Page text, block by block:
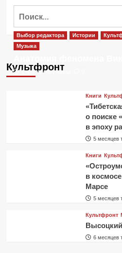
Фильм
(Lords
of
Смотреть
Культфронт
Выбор редактора Истории
Музыка
1 месяц тому назад
Книги
о поиске
в эпоху
5 месяцев
Книги
в
Марсе
5 месяцев
Культфронт
6 месяцев